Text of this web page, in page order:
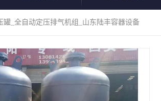
罐_全自动定压排气机组_山东陆丰容器设备